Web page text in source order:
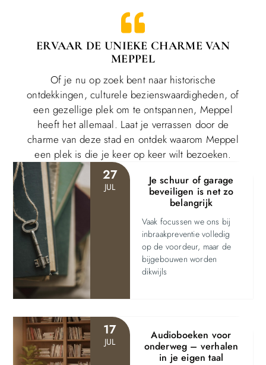
ERVAAR DE UNIEKE CHARME VAN
MEPPEL
Of je nu op zoek bent naar historische
ontdekkingen, culturele bezienswaardigheden, of
een gezellige plek om te ontspannen, Meppel
heeft het allemaal. Laat je verrassen door de
charme van deze stad en ontdek waarom Meppel
een plek is die je keer op keer wilt bezoeken.
27
JUL
Je schuur of garage
beveiligen is net zo
belangrijk
Vaak focussen we ons bij
inbraakpreventie volledig
op de voordeur, maar de
bijgebouwen worden
dikwijls
17
JUL
Audioboeken voor
onderweg – verhalen
in je eigen taal